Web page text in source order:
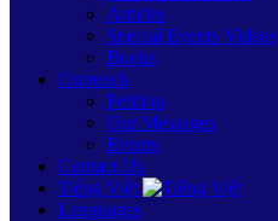
Articles
Special Events Videos
Books
Outreach
Petition
Our Messages
Events
Contact Us
Tiếng Việt
Languages